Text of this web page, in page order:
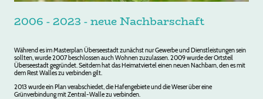
2006 - 2023 - neue Nachbarschaft
Während es im Masterplan Überseestadt zunächst nur Gewerbe und Dienstleistungen sein
sollten, wurde 2007 beschlossen auch Wohnen zuzulassen. 2009 wurde der Ortsteil
Überseestadt gegründet. Seitdem hat das Heimatviertel einen neuen Nachbarn, den es mit
dem Rest Walles zu verbinden gilt.
2013 wurde ein Plan verabschiedet, die Hafengebiete und die Weser über eine
Grünverbindung mit Zentral-Walle zu verbinden.